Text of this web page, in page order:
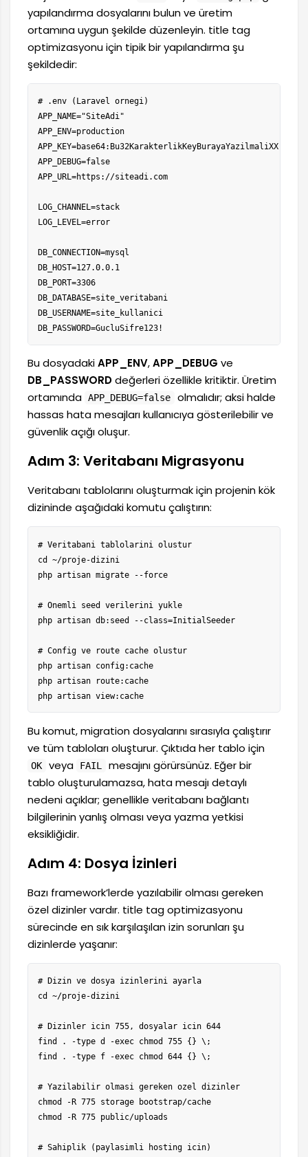
yapılandırma dosyalarını bulun ve üretim
ortamına uygun şekilde düzenleyin. title tag
optimizasyonu için tipik bir yapılandırma şu
şekildedir:
# .env (Laravel ornegi)
APP_NAME="SiteAdi"
APP_ENV=production
APP_KEY=base64:Bu32KarakterlikKeyBurayaYazilmaliXX
APP_DEBUG=false
APP_URL=https://siteadi.com
LOG_CHANNEL=stack
LOG_LEVEL=error
DB_CONNECTION=mysql
DB_HOST=127.0.0.1
DB_PORT=3306
DB_DATABASE=site_veritabani
DB_USERNAME=site_kullanici
DB_PASSWORD=GucluSifre123!
Bu dosyadakiAPP_ENV,APP_DEBUG ve
DB_PASSWORDdeğerleri özellikle kritiktir. Üretim
ortamında APP_DEBUG=false
olmalıdır; aksi halde
hassas hata mesajları kullanıcıya gösterilebilir ve
güvenlik açığı oluşur.
Adım 3: Veritabanı Migrasyonu
Veritabanı tablolarını oluşturmak için projenin kök
dizininde aşağıdaki komutu çalıştırın:
# Veritabani tablolarini olustur
cd ~/proje-dizini
php artisan migrate --force
# Onemli seed verilerini yukle
php artisan db:seed --class=InitialSeeder
# Config ve route cache olustur
php artisan config:cache
php artisan route:cache
php artisan view:cache
Bu komut, migration dosyalarını sırasıyla çalıştırır
ve tüm tabloları oluşturur. Çıktıda her tablo için
OK veya FAIL
mesajını görürsünüz. Eğer bir
tablo oluşturulamazsa, hata mesajı detaylı
nedeni açıklar; genellikle veritabanı bağlantı
bilgilerinin yanlış olması veya yazma yetkisi
eksikliğidir.
Adım 4: Dosya İzinleri
Bazı framework’lerde yazılabilir olması gereken
özel dizinler vardır. title tag optimizasyonu
sürecinde en sık karşılaşılan izin sorunları şu
dizinlerde yaşanır:
# Dizin ve dosya izinlerini ayarla
cd ~/proje-dizini
# Dizinler icin 755, dosyalar icin 644
find . -type d -exec chmod 755 {} \;
find . -type f -exec chmod 644 {} \;
# Yazilabilir olmasi gereken ozel dizinler
chmod -R 775 storage bootstrap/cache
chmod -R 775 public/uploads
# Sahiplik (paylasimli hosting icin)